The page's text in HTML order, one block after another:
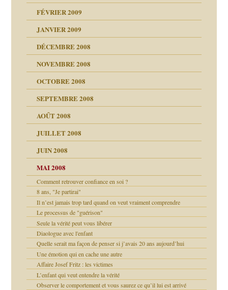
FÉVRIER 2009
JANVIER 2009
DÉCEMBRE 2008
NOVEMBRE 2008
OCTOBRE 2008
SEPTEMBRE 2008
AOÛT 2008
JUILLET 2008
JUIN 2008
entières ?
MAI 2008
Comment retrouver confiance en soi ?
8 ans, "Je partirai"
Il n’est jamais trop tard quand on veut vraiment comprendre
Le processus de "guérison"
Seule la vérité peut vous libérer
Diaologue avec l'enfant
Quelle serait ma façon de penser si j’avais 20 ans aujourd’hui
Une émotion qui en cache une autre
Affaire Josef Fritz : les victimes
L’enfant qui veut entendre la vérité
Observer le comportement et vous saurez ce qu’il lui est arrivé